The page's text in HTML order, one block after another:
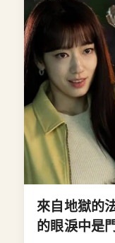
來自地獄的
的眼淚中是